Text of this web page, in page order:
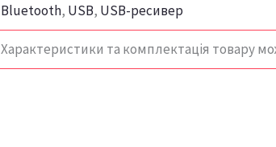
Bluetooth, USB, USB-ресивер
Характеристики та комплектація товару